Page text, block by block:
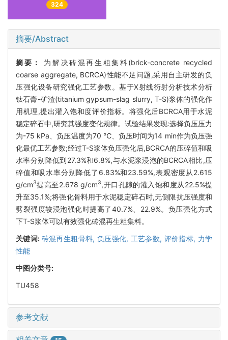
324
摘要/Abstract
摘要： 为解决砖混再生粗集料(brick-concrete recycled
coarse aggregate, BCRCA)性能不足问题,采用自主研发的负
压强化设备研究强化工艺参数。基于X射线衍射分析技术分析
钛石膏-矿渣(titanium gypsum-slag slurry, T-S)浆体的强化作
用机理,提出灌入饱和度评价指标。将强化后BCRCA用于水泥
稳定碎石中,研究其强度变化规律。试验结果发现:选择负压压力
为-75 kPa、负压温度为70 ℃、负压时间为14 min作为负压强
化最优工艺参数;经过T-S浆体负压强化后,BCRCA的压碎值和吸
水率分别降低到27.3%和6.8%,与水泥浆浸泡的BCRCA相比,压
碎值和吸水率分别降低了6.83%和23.59%,表观密度从2.615
g/cm3提高至2.678 g/cm3,开口孔隙的灌入饱和度从22.5%提
升至35.1%;将强化骨料用于水泥稳定碎石时,无侧限抗压强度和
劈裂强度较浸泡强化时提高了40.7%、22.9%。负压强化方式
下T-S浆体可以有效强化砖混再生粗集料。
关键词: 砖混再生粗骨料, 负压强化, 工艺参数, 评价指标, 力学
性能
中图分类号:
TU458
参考文献